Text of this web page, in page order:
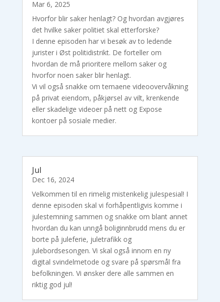
Mar 6, 2025
Hvorfor blir saker henlagt? Og hvordan avgjøres
det hvilke saker politiet skal etterforske?
I denne episoden har vi besøk av to ledende
jurister i Øst politidistrikt. De forteller om
hvordan de må prioritere mellom saker og
hvorfor noen saker blir henlagt.
Vi vil også snakke om temaene videoovervåkning
på privat eiendom, påkjørsel av vilt, krenkende
eller skadelige videoer på nett og Expose
kontoer på sosiale medier.
Jul
Dec 16, 2024
Velkommen til en rimelig mistenkelig julespesial! I
denne episoden skal vi forhåpentligvis komme i
julestemning sammen og snakke om blant annet
hvordan du kan unngå boliginnbrudd mens du er
borte på juleferie, juletrafikk og
julebordsesongen. Vi skal også innom en ny
digital svindelmetode og svare på spørsmål fra
befolkningen. Vi ønsker dere alle sammen en
riktig god jul!